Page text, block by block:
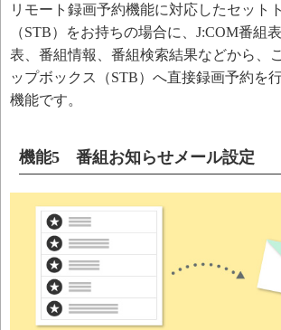
リモート録画予約機能に対応したセット
（STB）をお持ちの場合に、J:COM番組
表、番組情報、番組検索結果などから、
ップボックス（STB）へ直接録画予約を
機能です。
機能5 番組お知らせメール設定